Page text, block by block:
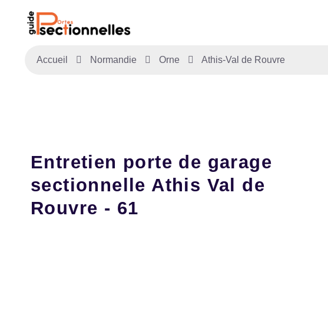
Accueil Normandie Orne Athis-Val de Rouvre
Entretien porte de garage
sectionnelle Athis Val de
Rouvre - 61